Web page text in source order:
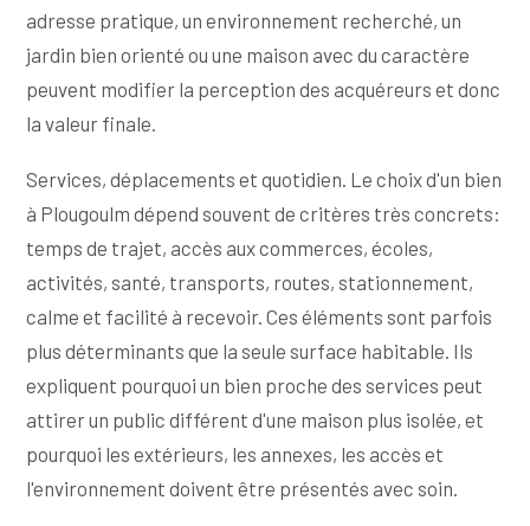
adresse pratique, un environnement recherché, un
jardin bien orienté ou une maison avec du caractère
peuvent modifier la perception des acquéreurs et donc
la valeur finale.
Services, déplacements et quotidien. Le choix d'un bien
à Plougoulm dépend souvent de critères très concrets:
temps de trajet, accès aux commerces, écoles,
activités, santé, transports, routes, stationnement,
calme et facilité à recevoir. Ces éléments sont parfois
plus déterminants que la seule surface habitable. Ils
expliquent pourquoi un bien proche des services peut
attirer un public différent d'une maison plus isolée, et
pourquoi les extérieurs, les annexes, les accès et
l'environnement doivent être présentés avec soin.